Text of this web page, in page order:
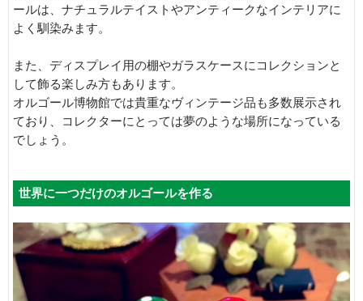
ールは、ナチュラルテイストやアンティークなインテリアに
よく馴染みます。
また、ディスプレイ用の棚やガラスケースにコレクションと
して飾る楽しみ方もあります。
オルゴール博物館では貴重なヴィンテージ品も多数展示され
ており、コレクターにとっては夢のような場所になっている
でしょう。
世界に一つだけのオルゴールを作る